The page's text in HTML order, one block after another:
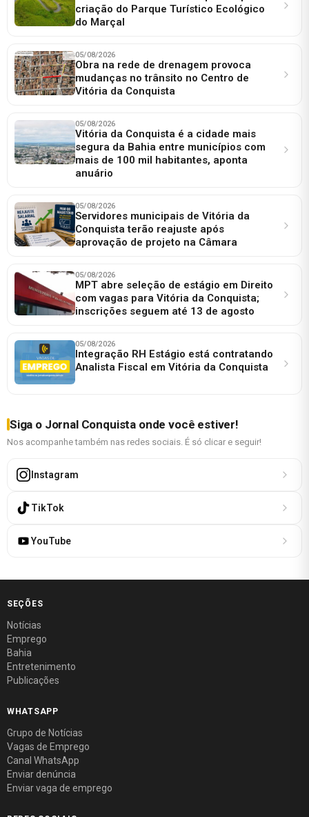
criação do Parque Turístico Ecológico
do Marçal
05/08/2026
Obra na rede de drenagem provoca
mudanças no trânsito no Centro de
Vitória da Conquista
05/08/2026
Vitória da Conquista é a cidade mais
segura da Bahia entre municípios com
mais de 100 mil habitantes, aponta
anuário
05/08/2026
Servidores municipais de Vitória da
Conquista terão reajuste após
aprovação de projeto na Câmara
05/08/2026
MPT abre seleção de estágio em Direito
com vagas para Vitória da Conquista;
inscrições seguem até 13 de agosto
05/08/2026
Integração RH Estágio está contratando
Analista Fiscal em Vitória da Conquista
Siga o Jornal Conquista onde você estiver!
Nos acompanhe também nas redes sociais. É só clicar e seguir!
Instagram
TikTok
YouTube
SEÇÕES
Notícias
Emprego
Bahia
Entretenimento
Publicações
WHATSAPP
Grupo de Notícias
Vagas de Emprego
Canal WhatsApp
Enviar denúncia
Enviar vaga de emprego